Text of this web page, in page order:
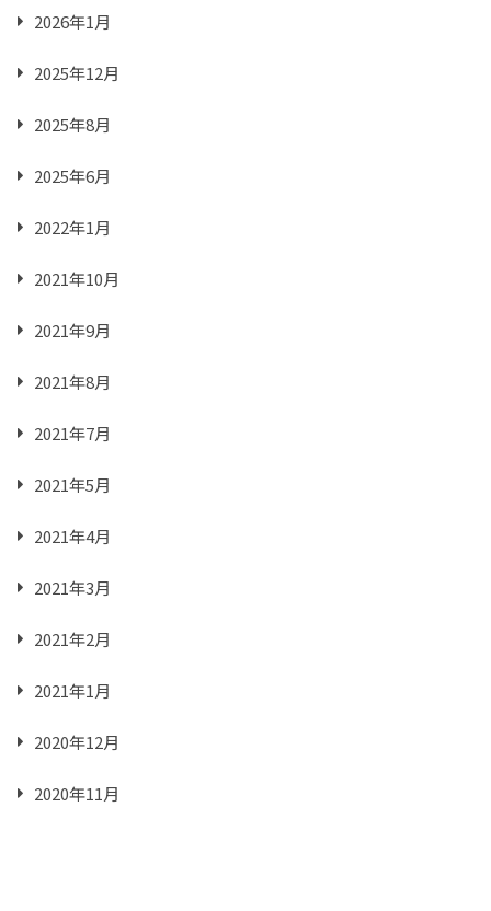
2026年1月
2025年12月
2025年8月
2025年6月
2022年1月
2021年10月
2021年9月
2021年8月
2021年7月
2021年5月
2021年4月
2021年3月
2021年2月
2021年1月
2020年12月
2020年11月